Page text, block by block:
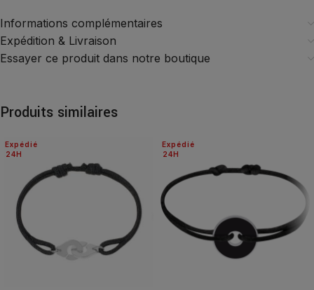
Informations complémentaires
Expédition & Livraison
Essayer ce produit dans notre boutique
Produits similaires
24H
Expédié
24H
Expédié